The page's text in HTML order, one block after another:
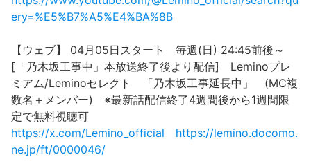
ery=%E5%B7%A5%E4%BA%8B
【ウェブ】 04月05日スタート 毎週(日) 24:45前後～
[「乃木坂工事中」本放送終了後より配信] Leminoプレ
ミアム/Leminoセレクト 「乃木坂工事延長中」 (MC複
数名＋メンバー) ※最新話配信終了4週間後から1週間限
定で無料視聴可
https://x.com/Lemino_official
https://lemino.docomo.
ne.jp/ft/0000046/